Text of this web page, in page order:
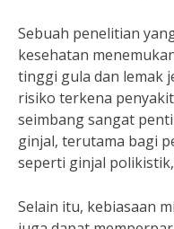
Sebuah penelitian
kesehatan
tinggi gula dan lemak
risiko terkena
seimbang sangat
ginjal, terutama bagi
seperti ginjal
Selain itu, kebiasaan